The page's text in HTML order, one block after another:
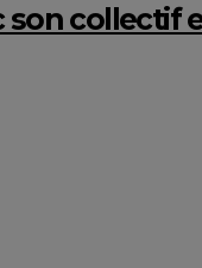
son collectif